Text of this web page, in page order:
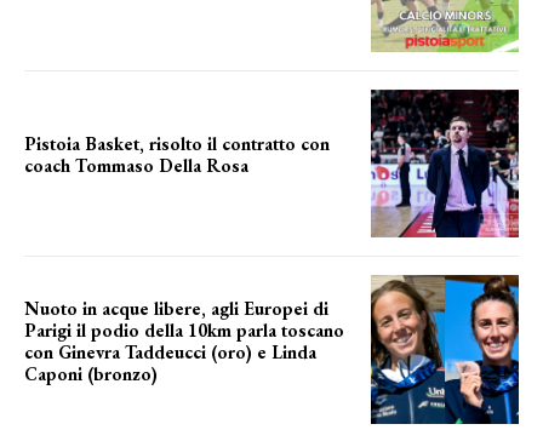
Pistoia Basket, risolto il contratto con
coach Tommaso Della Rosa
Nuoto in acque libere, agli Europei di
Parigi il podio della 10km parla toscano
con Ginevra Taddeucci (oro) e Linda
Caponi (bronzo)